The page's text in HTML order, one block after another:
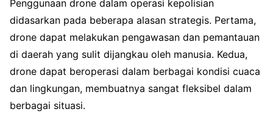
Penggunaan drone dalam operasi kepolisian
didasarkan pada beberapa alasan strategis. Pertama,
drone dapat melakukan pengawasan dan pemantauan
di daerah yang sulit dijangkau oleh manusia. Kedua,
drone dapat beroperasi dalam berbagai kondisi cuaca
dan lingkungan, membuatnya sangat fleksibel dalam
berbagai situasi.